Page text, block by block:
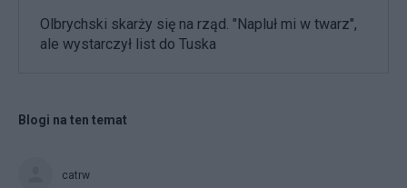
Olbrychski skarży się na rząd. "Napluł mi w twarz",
ale wystarczył list do Tuska
Blogi na ten temat
catrw